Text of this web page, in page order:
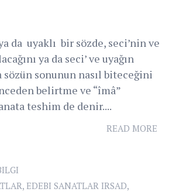
uyaklı bir sözde, seci’nin ve
ya da seci’ ve uyağın
sözün sonunun nasıl biteceğini
belirtme ve “îmâ”
teshim de denir....
READ MORE
, EDEBI SANATLAR IRSAD,